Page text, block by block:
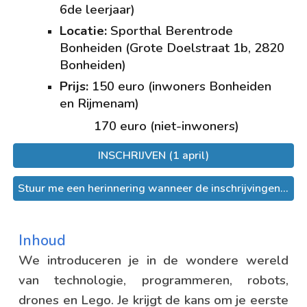
6de leerjaar)
Locatie: Sporthal Berentrode
Bonheiden (Grote Doelstraat 1b, 2820
Bonheiden)
Prijs: 150 euro (inwoners Bonheiden
en Rijmenam)
170 euro (niet-inwoners)
INSCHRIJVEN (1 april)
Stuur me een herinnering wanneer de inschrijvingen van start gaan.
Inhoud
We introduceren je in de wondere wereld
van technologie, programmeren, robots,
drones en Lego. Je krijgt de kans om je eerste